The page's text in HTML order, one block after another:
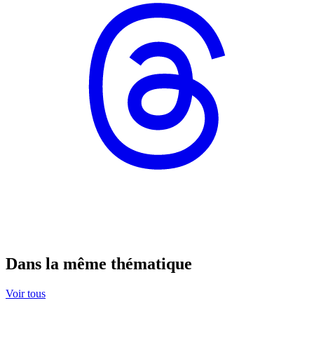
Dans la même thématique
Voir tous